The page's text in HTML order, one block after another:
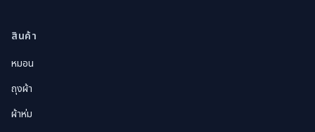
สินค้า
หมอน
ถุงผ้า
ผ้าห่ม